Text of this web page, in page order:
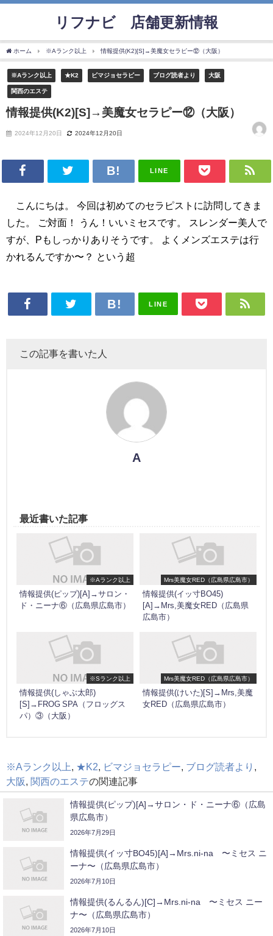
リフナビ®店舗更新情報
ホーム ※Aランク以上 情報提供(K2)[S]→美魔女セラピー⑫（大阪）
※Aランク以上 ★K2 ビマジョセラピー ブログ読者より 大阪
関西のエステ
情報提供(K2)[S]→美魔女セラピー⑫（大阪）
2024年12月20日 2024年12月20日
LINE
こんにちは。 今回は初めてのセラピストに訪問してきま
した。 ご対面！ うん！いいミセスです。 スレンダー美人で
すが、Pもしっかりありそうです。 よくメンズエステは行
かれるんですか〜？ という超
LINE
この記事を書いた人
A
最近書いた記事
※Aランク以上
情報提供(ピップ)[A]→サロン・
ド・ニーナ⑥（広島県広島市）
Mrs美魔女RED（広島県広島市）
情報提供(イッ寸BO45)
[A]→Mrs,美魔女RED（広島県
広島市）
※Sランク以上
情報提供(しゃぶ太郎)
[S]→FROG SPA（フロッグス
パ）③（大阪）
Mrs美魔女RED（広島県広島市）
情報提供(けいた)[S]→Mrs,美魔
女RED（広島県広島市）
※Aランク以上 ★K2 ビマジョセラピー ブログ読者より
大阪
関西のエステの関連記事
情報提供(ピップ)[A]→サロン・ド・ニーナ⑥（広島
県広島市）
2026年7月29日
情報提供(イッ寸BO45)[A]→Mrs.ni-na 〜ミセス ニ
ーナ〜（広島県広島市）
2026年7月10日
情報提供(るんるん)[C]→Mrs.ni-na 〜ミセス ニー
ナ〜（広島県広島市）
2026年7月10日